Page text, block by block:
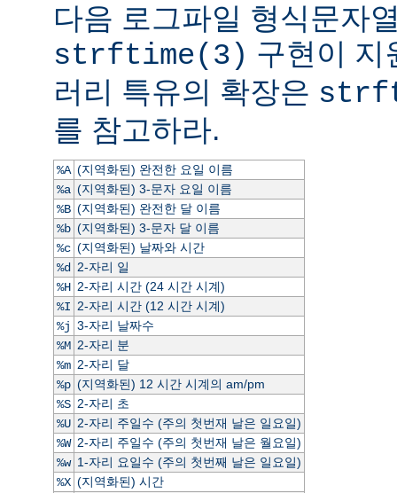
다음 로그파일 형식문자
strftime(3) 구현이 지
러리 특유의 확장은
를 참고하라.
%A (지역화된) 완전한 요일 이름
%a (지역화된) 3-문자 요일 이름
%B (지역화된) 완전한 달 이름
%b (지역화된) 3-문자 달 이름
%c (지역화된) 날짜와 시간
%d 2-자리 일
%H 2-자리 시간 (24 시간 시계)
%I 2-자리 시간 (12 시간 시계)
%j 3-자리 날짜수
%M 2-자리 분
%m 2-자리 달
%p (지역화된) 12 시간 시계의 am/pm
%S 2-자리 초
%U 2-자리 주일수 (주의 첫번재 날은 일요일)
%W 2-자리 주일수 (주의 첫번재 날은 월요일)
%w 1-자리 요일수 (주의 첫번째 날은 일요일)
%X (지역화된) 시간